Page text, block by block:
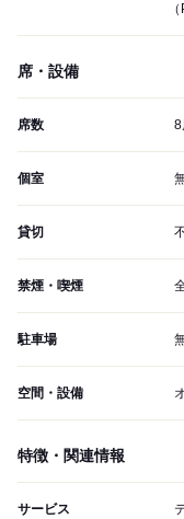
席・設備
席数 8
個室
貸切
禁煙・喫煙
駐車場
空間・設備
特徴・関連情報
サービス